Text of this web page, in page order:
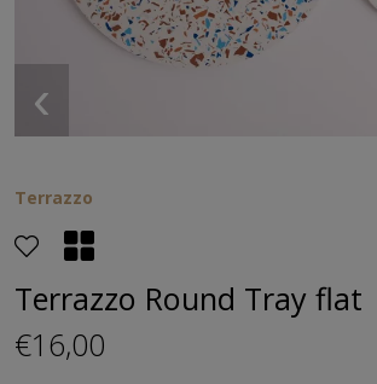
‹
Terrazzo
Terrazzo Round Tray flat
€16,00